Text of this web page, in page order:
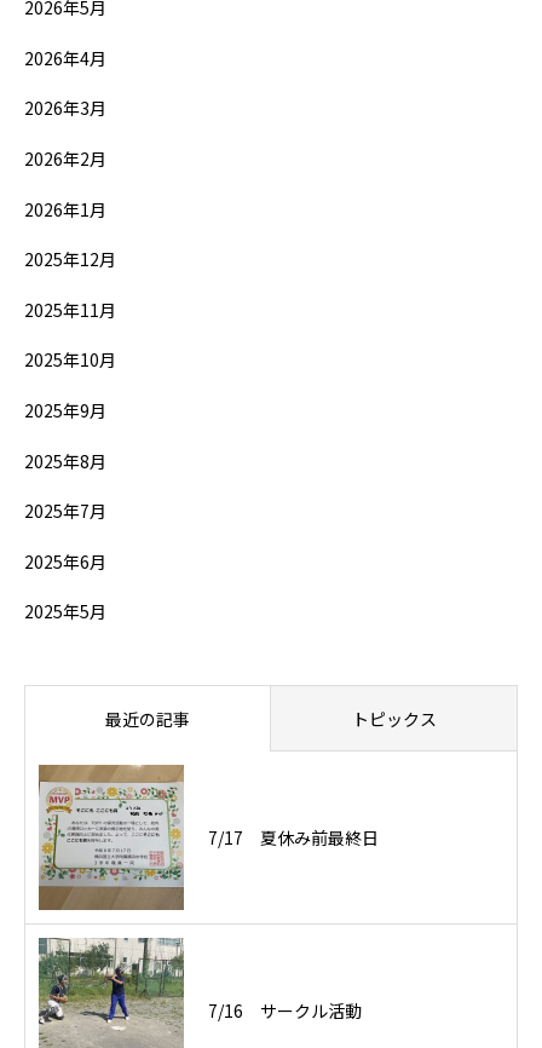
2026年5月
2026年4月
2026年3月
2026年2月
2026年1月
2025年12月
2025年11月
2025年10月
2025年9月
2025年8月
2025年7月
2025年6月
2025年5月
最近の記事 トピックス
7/17 夏休み前最終日
7/16 サークル活動